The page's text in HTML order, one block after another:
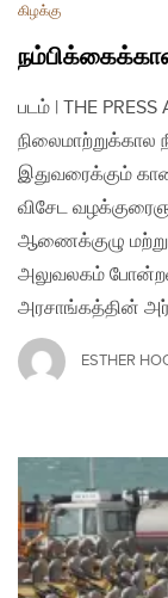
கிழக்கு
படம் | THE
நிலைமாற்றுக்கால
இதுவரைக்கும்
விசேட
ஆணைக்குழு
அலுவலகம்
அரசாங்கத்தின்
ESTHER